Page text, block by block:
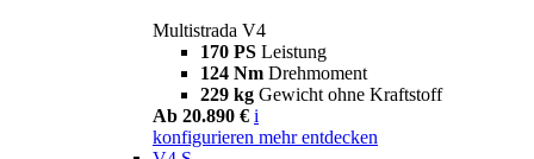
Multistrada V4
170 PS Leistung
124 Nm Drehmoment
229 kg Gewicht ohne Kraftstoff
Ab 20.890 € i
konfigurieren mehr entdecken